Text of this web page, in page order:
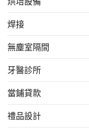
焊接
無塵室隔間
牙醫診所
當鋪貸款
禮品設計